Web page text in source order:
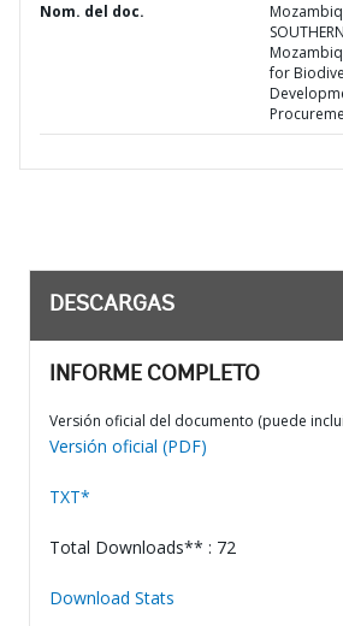
Nom. del doc.
for
DESCARGAS
INFORME COMPLETO
Versión oficial del documento (puede
Versión oficial (PDF)
TXT*
Total Downloads** : 72
Download Stats